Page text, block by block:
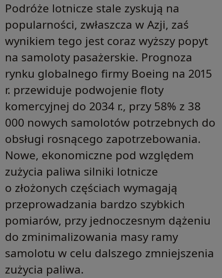
Podróże lotnicze stale zyskują na
popularności, zwłaszcza w Azji, zaś
wynikiem tego jest coraz wyższy popyt
na samoloty pasażerskie. Prognoza
rynku globalnego firmy Boeing na 2015
r. przewiduje podwojenie floty
komercyjnej do 2034 r., przy 58% z 38
000 nowych samolotów potrzebnych do
obsługi rosnącego zapotrzebowania.
Nowe, ekonomiczne pod względem
zużycia paliwa silniki lotnicze
o złożonych częściach wymagają
przeprowadzania bardzo szybkich
pomiarów, przy jednoczesnym dążeniu
do zminimalizowania masy ramy
samolotu w celu dalszego zmniejszenia
zużycia paliwa.